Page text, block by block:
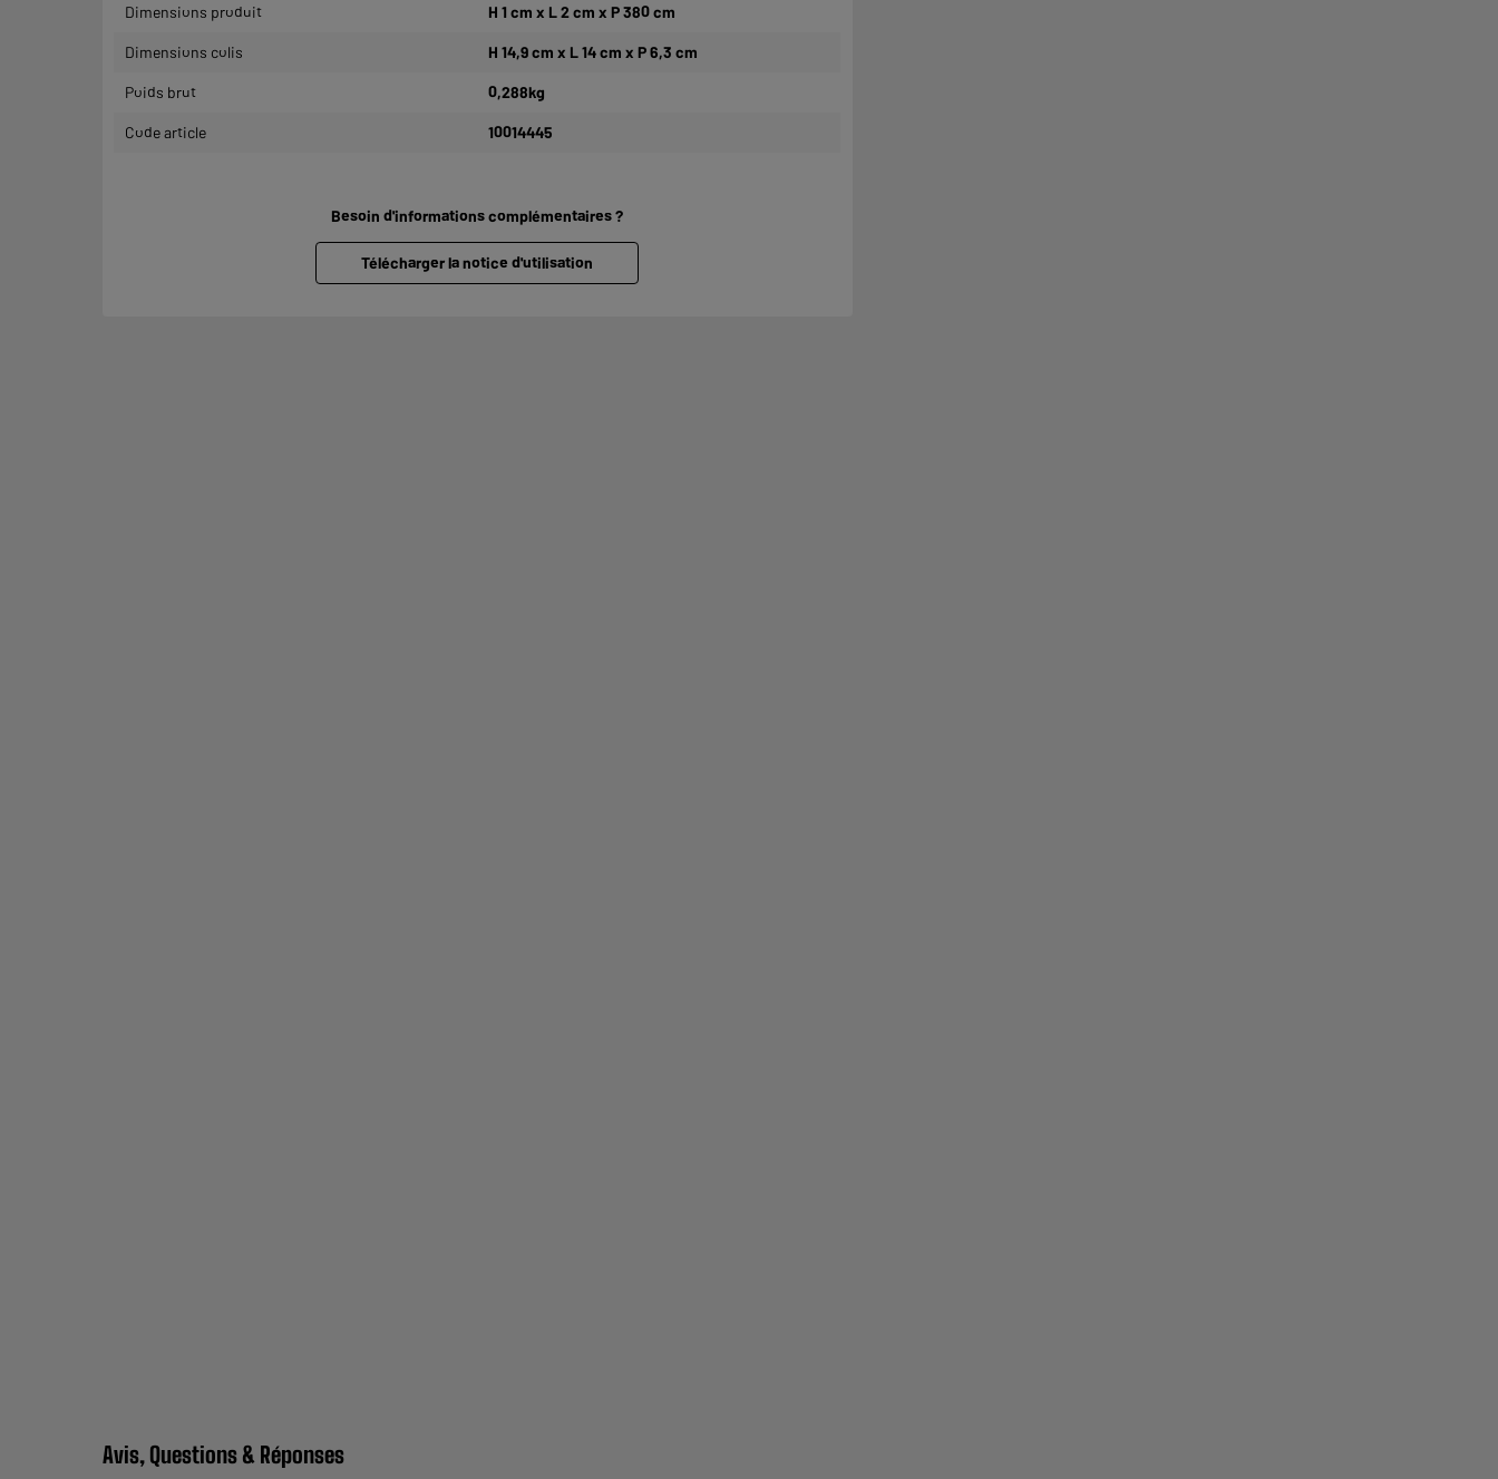
Dimensions produit H 1 cm x L 2 cm x P 380 cm
Dimensions colis H 14,9 cm x L 14 cm x P 6,3 cm
Poids brut 0,288kg
Code article 10014445
Besoin d'informations complémentaires ?
Télécharger la notice d'utilisation
Avis, Questions & Réponses